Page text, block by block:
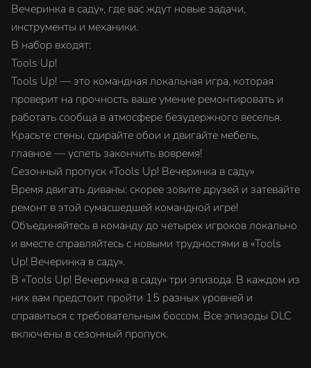
Вечеринка в саду», где вас ждут новые задачи,
инструменты и механики.
В набор входят:
Tools Up!
Tools Up! — это командная локальная игра, которая
проверит на прочность ваше умение ремонтировать и
работать сообща в атмосфере безудержного веселья.
Красьте стены, сдирайте обои и двигайте мебель,
главное — успеть закончить вовремя!
Сезонный пропуск «Tools Up! Вечеринка в саду»
Время двигать диваны: скорее зовите друзей и затевайте
ремонт в этой сумасшедшей командной игре!
Объединяйтесь в команду до четырех игроков локально
и вместе справляйтесь с новыми трудностями в «Tools
Up! Вечеринка в саду».
В «Tools Up! Вечеринка в саду» три эпизода. В каждом из
них вам предстоит пройти 15 разных уровней и
справиться с требовательным боссом. Все эпизоды DLC
включены в сезонный пропуск.